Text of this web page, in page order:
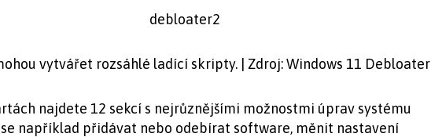
vytvářet rozsáhlé ladící skripty. | Zdroj: Windows 11 Debloater
najdete 12 sekcí s nejrůznějšími možnostmi úprav systému
se například přidávat nebo odebírat software, měnit nastavení